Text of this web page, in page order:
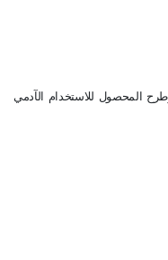
المحصول للاستخدام الآدمي